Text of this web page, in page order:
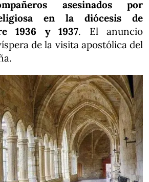
asesinados por
en la diócesis de
1936 y 1937. El anuncio
de la visita apostólica del